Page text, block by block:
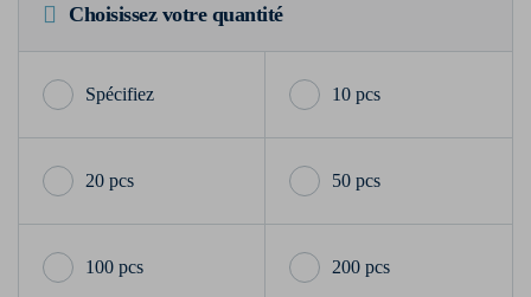
Choisissez votre quantité
10 pcs
20 pcs 50 pcs
100 pcs 200 pcs